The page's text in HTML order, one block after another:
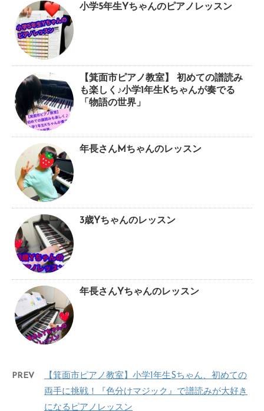
小学5年生Yちゃんのピアノレッスン
【箕面市ピアノ教室】 初めての譜読み
も楽しく♪小学1年生Kちゃんが奏でる
「物語の世界」
年長さんMちゃんのレッスン
3歳Yちゃんのレッスン
年長さんYちゃんのレッスン
PREV
【箕面市ピアノ教室】小学1年生Sちゃん、初めての
両手に挑戦！『色分けマジック』で譜読みが大好き
になるピアノレッスン